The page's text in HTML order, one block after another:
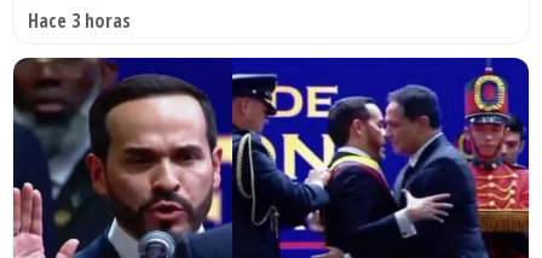
Hace 3 horas